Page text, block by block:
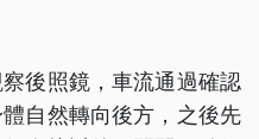
後照鏡，車流通過確認
自然轉向後方，之後先